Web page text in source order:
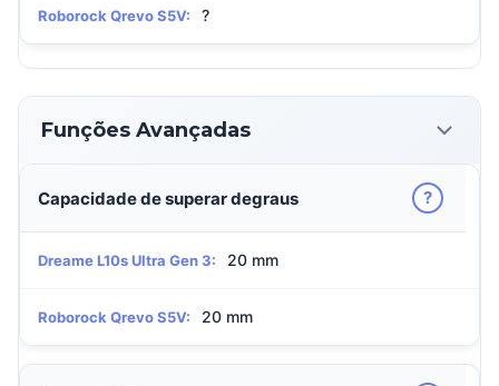
Roborock Qrevo S5V: ?
Funções Avançadas
Capacidade de superar degraus ?
Dreame L10s Ultra Gen 3: 20 mm
Roborock Qrevo S5V: 20 mm